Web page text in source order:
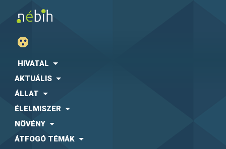
HIVATAL
AKTUÁLIS
ÁLLAT
ÉLELMISZER
NÖVÉNY
ÁTFOGÓ TÉMÁK